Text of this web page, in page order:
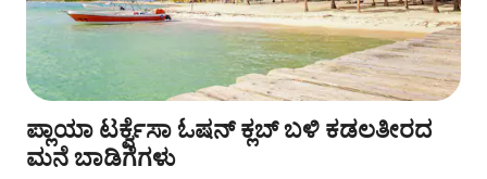
ಪ್ಲಾಯಾ ಟರ್ಕ್ವೆಸಾ ಓಷನ್ ಕ್ಲಬ್ ಬಳಿ ಕಡಲತೀರದ
ಮನೆ ಬಾಡಿಗೆಗಳು